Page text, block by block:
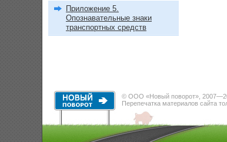
Приложение 5.
Опознавательные знаки
транспортных средств
© ООО «Новый поворот»,
Перепечатка материалов сайта